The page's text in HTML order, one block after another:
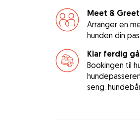
Meet & Greet
Arranger en
hunden din
Klar ferdig
Bookingen til
seng,